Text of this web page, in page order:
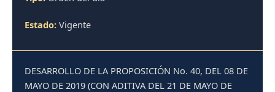
Estado: Vigente
DESARROLLO DE LA PROPOSICIÓN No. 40, DEL 08 DE
MAYO DE 2019 (CON ADITIVA DEL 21 DE MAYO DE